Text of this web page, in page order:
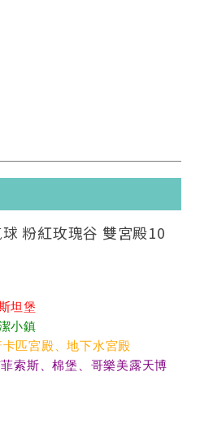
粉紅玫瑰谷 雙宮殿10
坦堡
小鎮
匹宮殿、地下水宮殿
索斯、棉堡、哥樂美露天博